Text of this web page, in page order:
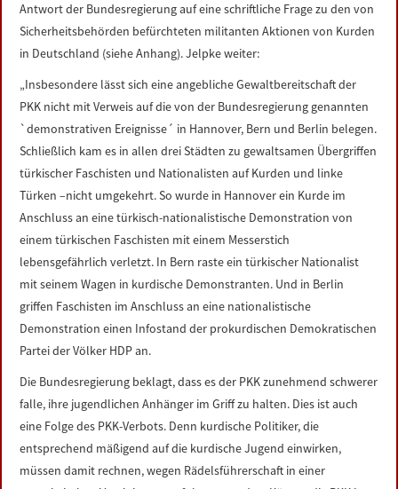
IMPRESSUM
Antwort der Bundesregierung auf eine schriftliche Frage zu den von
Sicherheitsbehörden befürchteten militanten Aktionen von Kurden
in Deutschland (siehe Anhang). Jelpke weiter:
„Insbesondere lässt sich eine angebliche Gewaltbereitschaft der
PKK nicht mit Verweis auf die von der Bundesregierung genannten
`demonstrativen Ereignisse´ in Hannover, Bern und Berlin belegen.
Schließlich kam es in allen drei Städten zu gewaltsamen Übergriffen
türkischer Faschisten und Nationalisten auf Kurden und linke
Türken –nicht umgekehrt. So wurde in Hannover ein Kurde im
Anschluss an eine türkisch-nationalistische Demonstration von
einem türkischen Faschisten mit einem Messerstich
lebensgefährlich verletzt. In Bern raste ein türkischer Nationalist
mit seinem Wagen in kurdische Demonstranten. Und in Berlin
griffen Faschisten im Anschluss an eine nationalistische
Demonstration einen Infostand der prokurdischen Demokratischen
Partei der Völker HDP an.
Die Bundesregierung beklagt, dass es der PKK zunehmend schwerer
falle, ihre jugendlichen Anhänger im Griff zu halten. Dies ist auch
eine Folge des PKK-Verbots. Denn kurdische Politiker, die
entsprechend mäßigend auf die kurdische Jugend einwirken,
müssen damit rechnen, wegen Rädelsführerschaft in einer